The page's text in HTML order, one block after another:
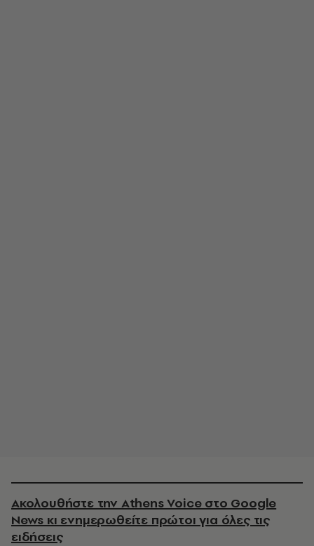
Ακολουθήστε την Athens Voice στο Google
News κι ενημερωθείτε πρώτοι για όλες τις
ειδήσεις